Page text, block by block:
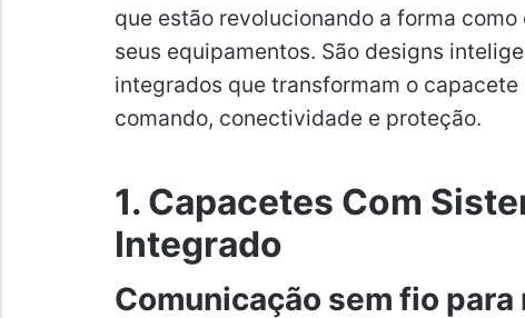
que estão revolucionando a forma
seus equipamentos. São designs
integrados que transformam o
comando, conectividade e proteção.
1. Capacetes Com
Integrado
Comunicação sem fio